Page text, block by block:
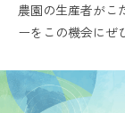
農園の生産者がこ
ーをこの機会にぜ